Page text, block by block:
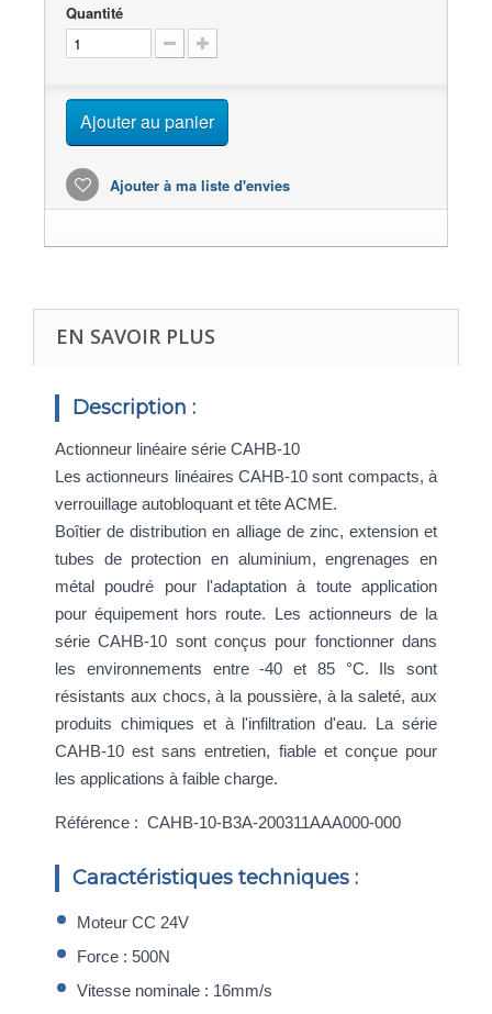
Quantité
Ajouter au panier
Ajouter à ma liste d'envies
EN SAVOIR PLUS
Description :
Actionneur linéaire série CAHB-10
Les actionneurs linéaires CAHB-10 sont compacts, à
verrouillage autobloquant et tête ACME.
Boîtier de distribution en alliage de zinc, extension et
tubes de protection en aluminium, engrenages en
métal poudré pour l'adaptation à toute application
pour équipement hors route. Les actionneurs de la
série CAHB-10 sont conçus pour fonctionner dans
les environnements entre -40 et 85 °C. Ils sont
résistants aux chocs, à la poussière, à la saleté, aux
produits chimiques et à l'infiltration d'eau. La série
CAHB-10 est sans entretien, fiable et conçue pour
les applications à faible charge.
Référence : CAHB-10-B3A-200311AAA000-000
Caractéristiques techniques :
Moteur CC 24V
Force : 500N
Vitesse nominale : 16mm/s